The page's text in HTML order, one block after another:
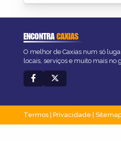
ENCONTRACAXIAS
O melhor de Caxias num só
locais, serviços e muito mais no
Termos Privacidade